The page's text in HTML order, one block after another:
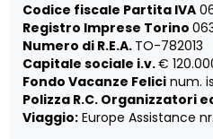
Codice fiscale Partita IVA
Registro Imprese Torino
Numero di R.E.A. TO-782013
Capitale sociale i.v.€
Fondo Vacanze Felici num.
Polizza R.C. Organizzatori
Viaggio: Europe Assistance